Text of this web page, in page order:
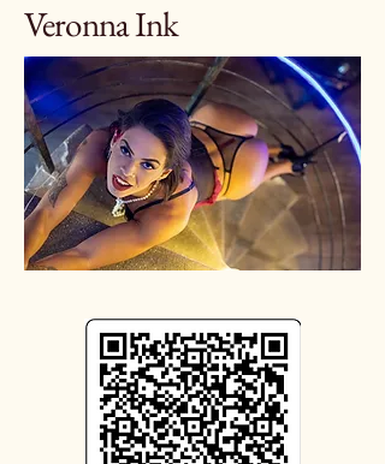
Veronna Ink